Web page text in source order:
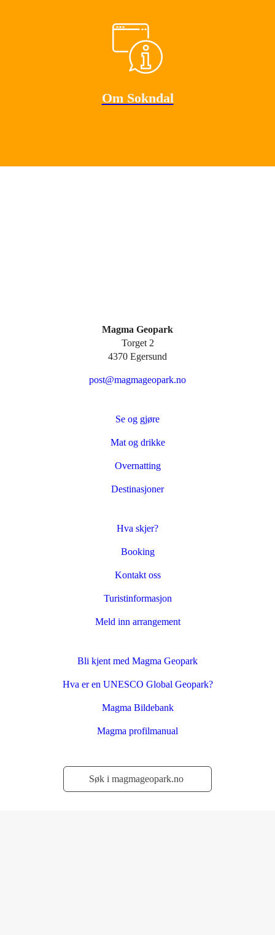
Om Sokndal
Magma Geopark
Torget 2
4370 Egersund
post@magmageopark.no
Se og gjøre
Mat og drikke
Overnatting
Destinasjoner
Hva skjer?
Booking
Kontakt oss
Turistinformasjon
Meld inn arrangement
Bli kjent med Magma Geopark
Hva er en UNESCO Global Geopark?
Magma Bildebank
Magma profilmanual